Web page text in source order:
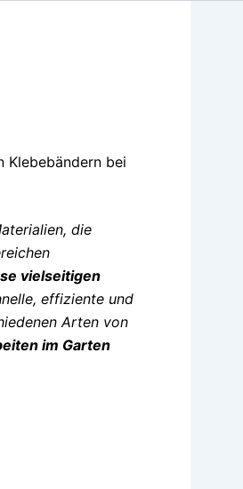
die
vielseitigen
effiziente und
Arten von
im Garten